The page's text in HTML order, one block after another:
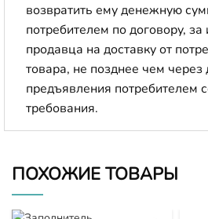
возвратить ему денежную
потребителем по договору,
продавца на доставку от
товара, не позднее чем через
предъявления потребителем
требования.
ПОХОЖИЕ ТОВАРЫ